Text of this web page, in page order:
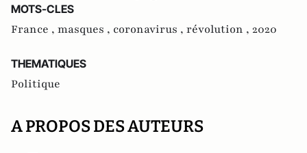
MOTS-CLES
France , masques , coronavirus , révolution , 2020
THEMATIQUES
Politique
A PROPOS DES AUTEURS